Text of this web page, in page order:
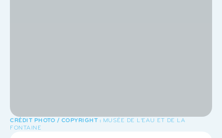
MUSÉE DE L'EAU ET DE LA
FONTAINE